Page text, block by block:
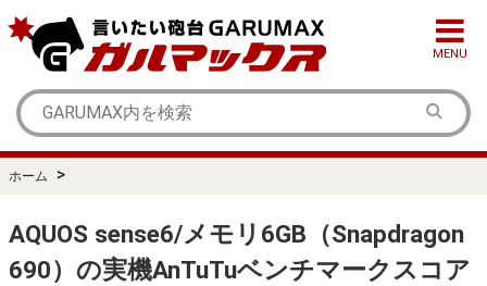
MENU
ホーム >
AQUOS sense6/メモリ6GB（Snapdragon
690）の実機AnTuTuベンチマークスコア